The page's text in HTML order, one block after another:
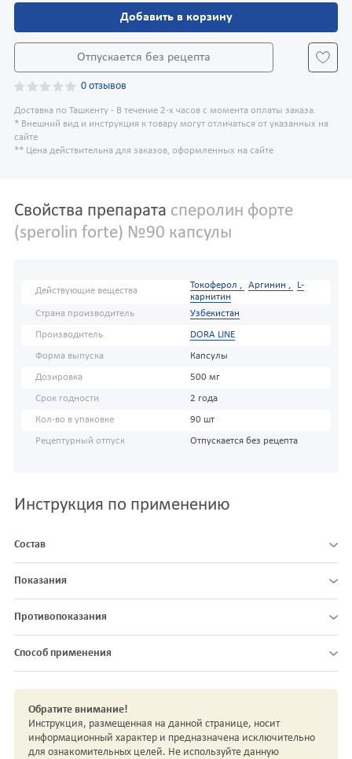
Добавить в корзину
Отпускается без рецепта
0 отзывов
Доставка по Ташкенту - В течение 2-х часов с момента оплаты заказа.
* Внешний вид и инструкция к товару могут отличаться от указанных на
сайте
** Цена действительна для заказов, оформленных на сайте
Свойства препарата сперолин форте
(sperolin forte) №90 капсулы
Действующие вещества
Токоферол , Аргинин ,
L-
карнитин
Страна производитель
Узбекистан
Производитель DORA LINE
Форма выпуска Капсулы
Дозировка 500 мг
Срок годности 2 года
Кол-во в упаковке 90 шт
Рецептурный отпуск Отпускается без рецепта
Инструкция по применению
Состав
Показания
Противопоказания
Способ применения
Обратите внимание!
Инструкция, размещенная на данной странице, носит
информационный характер и предназначена исключительно
для ознакомительных целей. Не используйте данную